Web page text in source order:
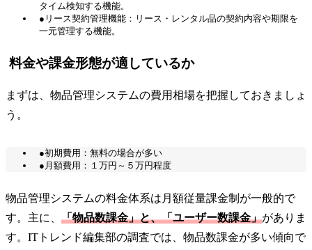
タイム検知する機能。
●リース契約管理機能：リース・レンタル品の契約内容や期限を
一元管理する機能。
料金や課金形態が適しているか
まずは、物品管理システムの費用相場を把握しておきましょ
う。
●初期費用：無料の場合が多い
●月額費用：１万円～５万円程度
物品管理システムの料金体系は月額従量課金制が一般的で
す。主に、 「物品数課金」と、「ユーザー数課金」がありま
す。ITトレンド編集部の調査では、物品数課金が多い傾向で